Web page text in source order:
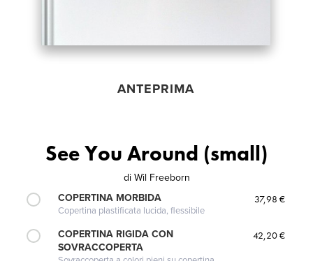
ANTEPRIMA
See You Around (small)
di Wil Freeborn
COPERTINA MORBIDA
Copertina plastificata lucida, flessibile
37,98 €
COPERTINA RIGIDA CON
SOVRACCOPERTA
42,20 €